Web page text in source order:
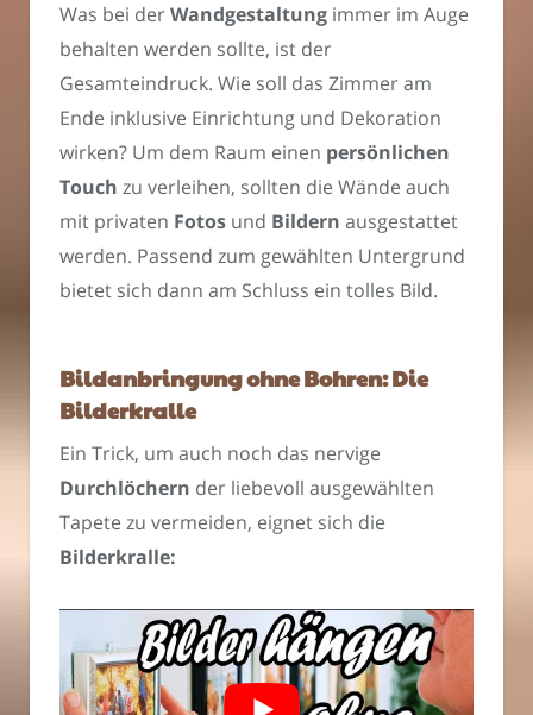
Was bei derWandgestaltung immer im Auge
behalten werden sollte, ist der
Gesamteindruck. Wie soll das Zimmer am
Ende inklusive Einrichtung und Dekoration
wirken? Um dem Raum einen persönlichen
Touch zu verleihen, sollten die Wände auch
mit privaten Fotos und Bildern ausgestattet
werden. Passend zum gewählten Untergrund
bietet sich dann am Schluss ein tolles Bild.
Bildanbringung ohne Bohren: Die
Bilderkralle
Ein Trick, um auch noch das nervige
Durchlöchern der liebevoll ausgewählten
Tapete zu vermeiden, eignet sich die
Bilderkralle: